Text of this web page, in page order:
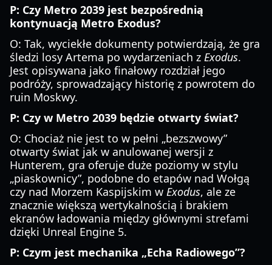
P: Czy Metro 2039 jest bezpośrednią
kontynuacją Metro Exodus?
O: Tak, wyciekłe dokumenty potwierdzają, że gra
śledzi losy Artema po wydarzeniach z Exodus.
Jest opisywana jako finałowy rozdział jego
podróży, sprowadzający historię z powrotem do
ruin Moskwy.
P: Czy w Metro 2039 będzie otwarty świat?
O: Chociaż nie jest to w pełni „bezszwowy”
otwarty świat jak w anulowanej wersji z
Hunterem, gra oferuje duże poziomy w stylu
„piaskownicy”, podobne do etapów nad Wołgą
czy nad Morzem Kaspijskim w Exodus, ale ze
znacznie większą wertykalnością i brakiem
ekranów ładowania między głównymi strefami
dzięki Unreal Engine 5.
P: Czym jest mechanika „Echa Radiowego”?